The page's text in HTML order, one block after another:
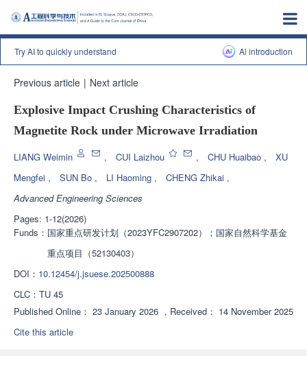
Try AI to quickly understand Al introduction
Previous article | Next article
Explosive Impact Crushing Characteristics of
Magnetite Rock under Microwave Irradiation
LIANG Weimin , CUI Laizhou , CHU Huaibao ,
XU
Mengfei , SUN Bo , LI Haoming , CHENG Zhikai ,
Advanced Engineering Sciences
Pages: 1-12(2026)
Funds： 国家重点研发计划（2023YFC2907202）；国家自然科学基金
重点项目（52130403）
DOI： 10.12454/j.jsuese.202500888
CLC： TU 45
Published Online： 23 January 2026 ， Received： 14 November 2025
Cite this article